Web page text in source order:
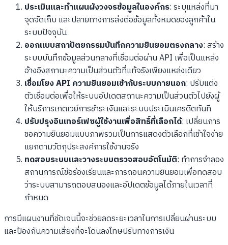
ประเมินและทำแผนผังวงจรข้อมูลในองค์กร: ระบุแหล่งที่มา
จุดจัดเก็บ และปลายทางการส่งต่อข้อมูลทั้งหมดของลูกค้าใน
ระบบปัจจุบัน
ออกแบบสถาปัตยกรรมบันทึกความยินยอมตรงกลาง: สร้าง
ระบบบันทึกข้อมูลส่วนกลางที่เชื่อมต่อผ่าน API เพื่อเป็นแหล่ง
อ้างอิงสถานะความเป็นส่วนตัวที่แท้จริงเพียงแหล่งเดียว
เชื่อมโยง API ความยินยอมเข้ากับระบบภายนอก: ปรับแต่ง
ตัวเชื่อมต่อเพื่อให้ระบบอัปเดตสถานะความเป็นส่วนตัวไปยังผู้
ให้บริการเกตเวย์การชำระเงินและระบบประเมินเครดิตทันที
ปรับปรุงอินเทอร์เฟซผู้ใช้งานเพื่อสิทธิ์ที่เลือกได้: เปลี่ยนการ
ขอความยินยอมแบบภาพรวมเป็นการแสดงตัวเลือกที่เข้าใจง่าย
แยกตามวัตถุประสงค์การใช้งานจริง
ทดสอบระบบและวางระบบตรวจสอบอัตโนมัติ: ทำการจำลอง
สถานการณ์ข้อร้องเรียนและการถอนความยินยอมเพื่อทดสอบ
ว่าระบบสามารถตอบสนองและอัปเดตข้อมูลได้ภายในเวลาที่
กำหนด
การมีแผนงานที่ชัดเจนนี้จะช่วยลดระยะเวลาในการเปลี่ยนผ่านระบบ
และป้องกันความเสี่ยงที่จะโดนลงโทษปรับทางการเงิน